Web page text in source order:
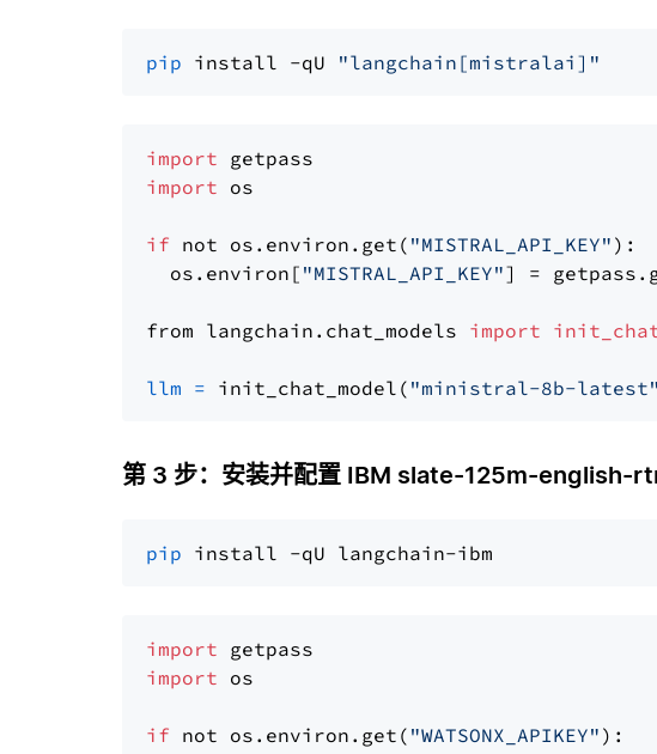
pip install -qU "langchain[mistralai]"
import
import os
if not os.environ.get( "MISTRAL_API_KEY" ):
  os.environ[
"MISTRAL_API_KEY"] =
from langchain.chat_models import
llm = init_chat_model( "ministral-8b-latest"
第 3 步：安装并配置 IBM slate-125m-english-
pip
import
import os
if not os.environ.get( "WATSONX_APIKEY" ):